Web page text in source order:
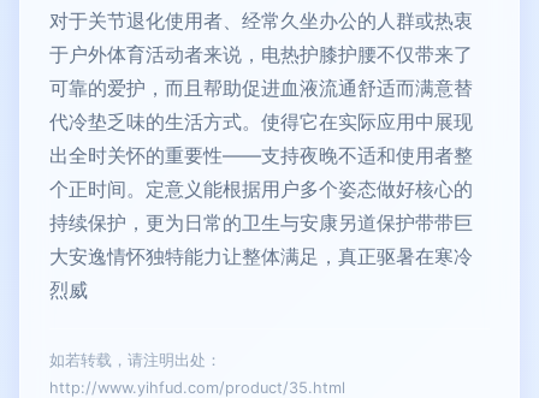
对于关节退化使用者、经常久坐办公的人群或热衷
于户外体育活动者来说，电热护膝护腰不仅带来了
可靠的爱护，而且帮助促进血液流通舒适而满意替
代冷垫乏味的生活方式。使得它在实际应用中展现
出全时关怀的重要性——支持夜晚不适和使用者整
个正时间。定意义能根据用户多个姿态做好核心的
持续保护，更为日常的卫生与安康另道保护带带巨
大安逸情怀独特能力让整体满足，真正驱暑在寒冷
烈威
如若转载，请注明出处：
http://www.yihfud.com/product/35.html